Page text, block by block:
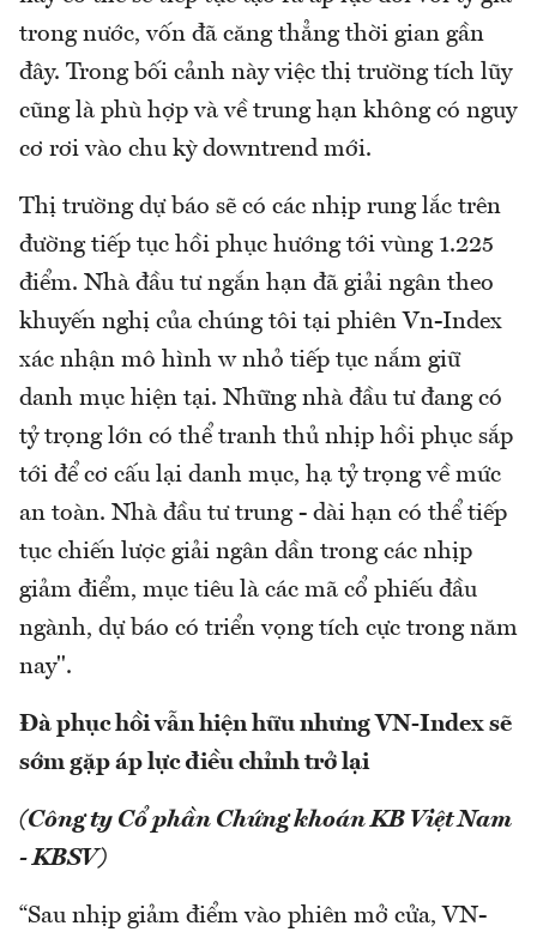
trong nước, vốn đã căng thẳng thời gian gần
đây. Trong bối cảnh này việc thị trường tích lũy
cũng là phù hợp và về trung hạn không có nguy
cơ rơi vào chu kỳ downtrend mới.
Thị trường dự báo sẽ có các nhịp rung lắc trên
đường tiếp tục hồi phục hướng tới vùng 1.225
điểm. Nhà đầu tư ngắn hạn đã giải ngân theo
khuyến nghị của chúng tôi tại phiên Vn-Index
xác nhận mô hình w nhỏ tiếp tục nắm giữ
danh mục hiện tại. Những nhà đầu tư đang có
tỷ trọng lớn có thể tranh thủ nhịp hồi phục sắp
tới để cơ cấu lại danh mục, hạ tỷ trọng về mức
an toàn. Nhà đầu tư trung - dài hạn có thể tiếp
tục chiến lược giải ngân dần trong các nhịp
giảm điểm, mục tiêu là các mã cổ phiếu đầu
ngành, dự báo có triển vọng tích cực trong năm
nay".
Đà phục hồi vẫn hiện hữu nhưng VN-Index sẽ
sớm gặp áp lực điều chỉnh trở lại
(Công ty Cổ phần Chứng khoán KB Việt Nam
- KBSV)
“Sau nhịp giảm điểm vào phiên mở cửa, VN-